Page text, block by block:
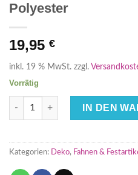
Polyester
19,95 €
inkl. 19 % MwSt. zzgl.
Vorrätig
Marokko Flagge 90x150cm
IN DEN
Kategorien: Deko, Fahnen &